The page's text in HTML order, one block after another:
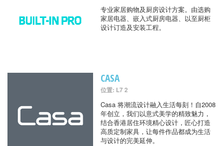
专业家居购物及厨房设计方案。由选购
家居电器、嵌入式厨房电器、以至厨柜
设计订造及安装工程。
CASA
位置: L7 2
Casa 将潮流设计融入生活每刻！自2008
年创立，我们以意式美学的精致魅力，
结合香港居住环境精心设计，匠心打造
高质定制家具，让每件作品都成为生活
与设计的完美延伸。